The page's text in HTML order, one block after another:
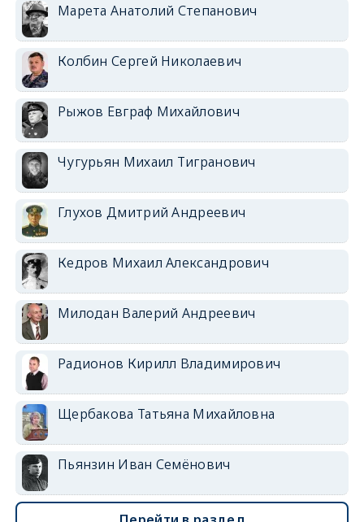
Марета Анатолий Степанович
Колбин Сергей Николаевич
Рыжов Евграф Михайлович
Чугурьян Михаил Тигранович
Глухов Дмитрий Андреевич
Кедров Михаил Александрович
Милодан Валерий Андреевич
Радионов Кирилл Владимирович
Щербакова Татьяна Михайловна
Пьянзин Иван Семёнович